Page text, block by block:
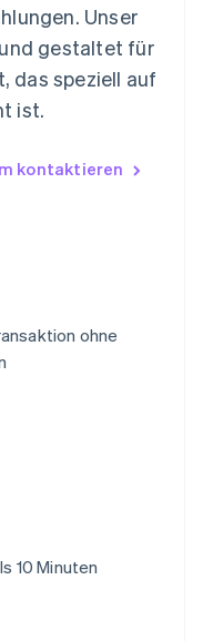
Unser
gestaltet für
das speziell auf
ist.
kontaktieren
ohne
10 Minuten